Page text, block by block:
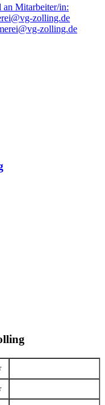
zolling.de